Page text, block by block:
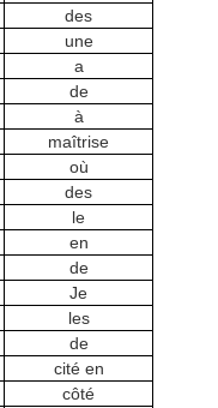
des
une
a
de
à
maîtrise
où
des
le
en
de
Je
les
de
cité en
côté